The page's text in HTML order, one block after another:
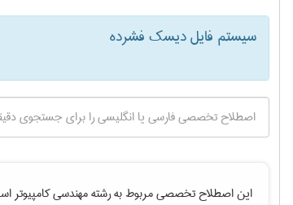
سیستم فایل دیسک فشرده
این اصطلاح تخصصی مربوط به رشتهمهندسی كامپيوتر